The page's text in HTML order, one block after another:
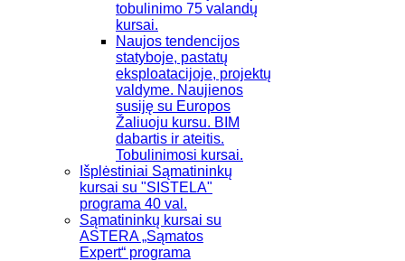
tobulinimo 75 valandų
kursai.
Naujos tendencijos
statyboje, pastatų
eksploatacijoje, projektų
valdyme. Naujienos
susiję su Europos
Žaliuoju kursu. BIM
dabartis ir ateitis.
Tobulinimosi kursai.
Išplėstiniai Sąmatininkų
kursai su "SISTELA"
programa 40 val.
Sąmatininkų kursai su
ASTERA „Sąmatos
Expert“ programa